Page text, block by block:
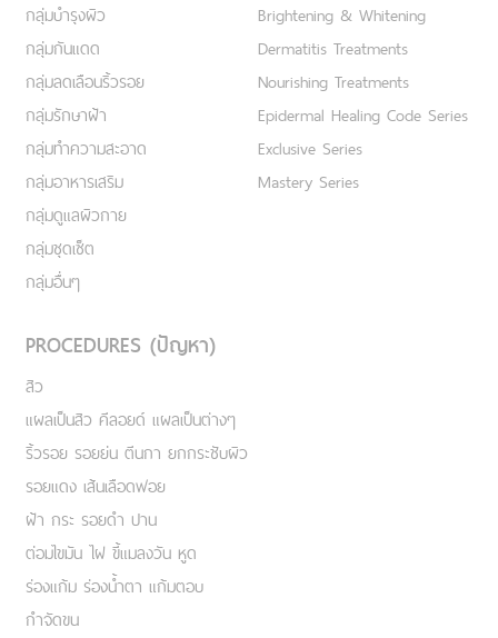
กลุ่มบำรุงผิว
กลุ่มกันแดด
กลุ่มลดเลือนริ้วรอย
กลุ่มรักษาฝ้า
กลุ่มทำความสะอาด
กลุ่มอาหารเสริม
กลุ่มดูแลผิวกาย
กลุ่มชุดเซ็ต
กลุ่มอื่นๆ
Brightening & Whitening
Dermatitis Treatments
Nourishing Treatments
Epidermal Healing Code Series
Exclusive Series
Mastery Series
PROCEDURES (ปัญหา)
สิว
แผลเป็นสิว คีลอยด์ แผลเป็นต่างๆ
ริ้วรอย รอยย่น ตีนกา ยกกระชับผิว
รอยแดง เส้นเลือดฟอย
ฝ้า กระ รอยดำ ปาน
ต่อมไขมัน ไฝ ขี้แมลงวัน หูด
ร่องแก้ม ร่องน้ำตา แก้มตอบ
กำจัดขน